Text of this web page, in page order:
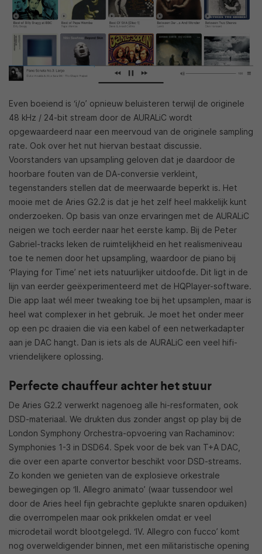
Even boeiend is ‘i/o’ opnieuw beluisteren terwijl de originele
48 kHz / 24-bit stream door de AURALiC wordt
opgewaardeerd naar een meervoud van de originele sampling
rate. Ook over het nut hiervan bestaat discussie.
Voorstanders van upsampling geloven dat je daardoor de
hoorbare fouten van de DA-conversie verkleint,
tegenstanders stellen dat de meerwaarde beperkt is. Het
mooie met de Aries G2.2 is dat je het zelf heel makkelijk kunt
onderzoeken. Op basis van onze ervaringen met de AURALiC
neigen we toch eerder naar het eerste kamp. Bij de Peter
Gabriel-tracks leken de ruimtelijkheid en het realismeniveau
toe te nemen door het upsampling, waardoor de piano bij
‘Playing for Time’ net iets natuurlijker uitdoofde. Dit ligt in de
lijn van eerder geëxperimenteerd met de HQPlayer-software.
Die app laat wél meer tweaking toe bij het upsamplen, maar is
heel wat complexer in het gebruik. Je moet het onder meer
op een pc draaien die via een kabel of een netwerkadapter
aan je DAC hangt. Dan is iets als de AURALiC een veel hifi-
vriendelijkere oplossing.
Perfecte chauffeur achter het stuur
De Aries G2.2 verwerkt nagenoeg alle hi-resformaten, ook
DSD-materiaal. We drukten dus zonder angst op play bij de
London Symphony Orchestra-opvoering van Rachaminov:
Symphonies 1-3 in DSD64. Spek voor de bek van T+A DAC,
die over een aparte convertor beschikt voor DSD-streams.
Zo konden we genieten van de explosieve orkestrale
bewegingen op ‘II. Allegro animato’ (waar tussendoor wel
door de Aries heel fijn gebrachte geplukte snaren opduiken)
die overrompelen maar ook prikkelen omdat er veel
microdetail wordt blootgelegd. ‘IV. Allegro con fucco’ komt
nog overweldigender binnen, met een militaristische opening